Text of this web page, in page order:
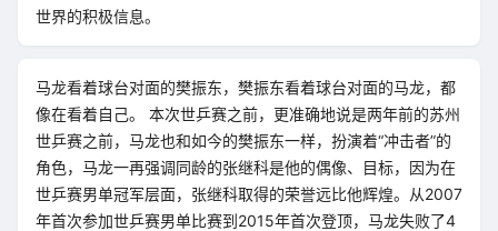
世界的积极信息。
马龙看着球台对面的樊振东，樊振东看着球台对面的马龙，都
像在看着自己。 本次世乒赛之前，更准确地说是两年前的苏州
世乒赛之前，马龙也和如今的樊振东一样，扮演着“冲击者”的
角色，马龙一再强调同龄的张继科是他的偶像、目标，因为在
世乒赛男单冠军层面，张继科取得的荣誉远比他辉煌。从2007
年首次参加世乒赛男单比赛到2015年首次登顶，马龙失败了4